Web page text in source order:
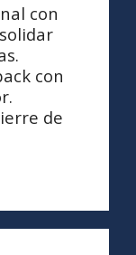
con
con
de